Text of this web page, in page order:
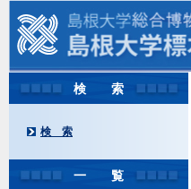
検 索
検 索
一 覧